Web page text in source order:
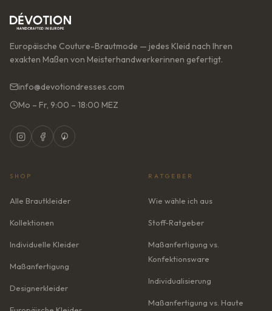
Europäische Couture-Brautmode — jedes Kleid nach Ihren
exakten Maßen von Meisterhandwerkerinnen gefertigt.
info@devotiondresses.com
Mo – Fr, 9:00 – 18:00 MEZ
SHOP
Alle Brautkleider
Kollektionen
Individuelle Kleider
Maßanfertigung
Designerkleider
RATGEBER
Wie wähle ich aus
Stoff-Ratgeber
Maßanfertigung vs.
Konfektionsware
Individualisierung
Maßanfertigung vs. Haute